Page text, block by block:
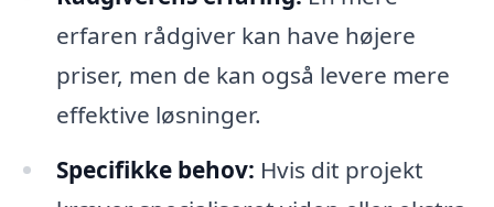
erfaren rådgiver kan have højere
priser, men de kan også levere mere
effektive løsninger.
Specifikke behov: Hvis dit projekt